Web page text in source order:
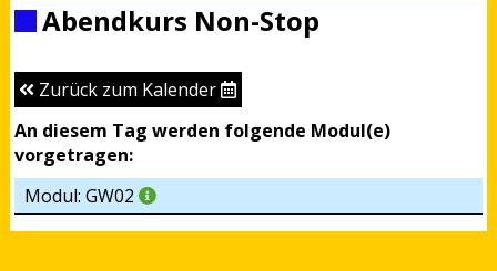
Abendkurs Non-Stop
Zurück zum Kalender
An diesem Tag werden folgende Modul(e)
vorgetragen:
Modul: GW02